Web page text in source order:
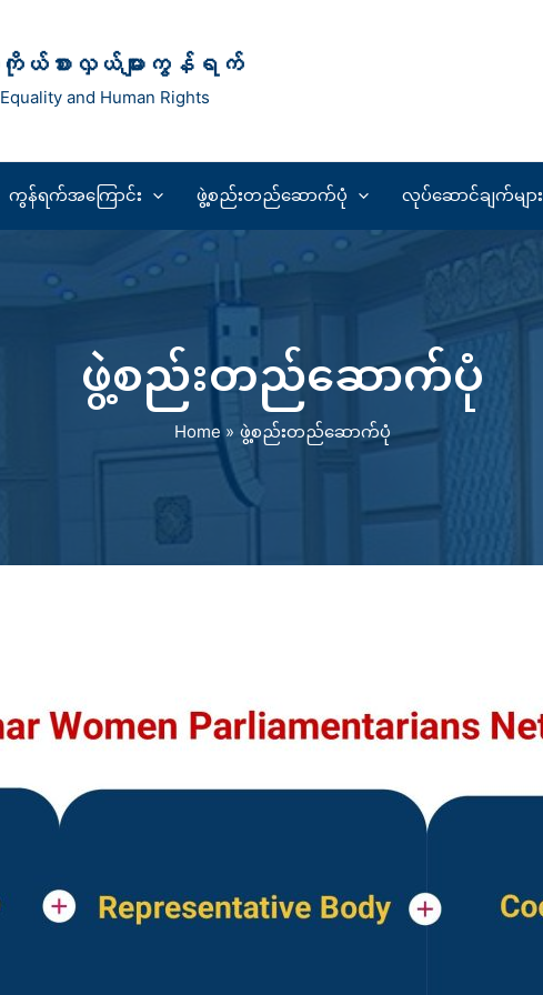
ကိုယ်စားလှယ်များကွန်ရက်
and Human Rights
ကွန်ရက်အကြောင်း ဖွဲ့စည်းတည်ဆောက်ပုံ လုပ်ဆောင်ချက်များ
ဖွဲ့စည်းတည်ဆောက်ပုံ
Home ဖွဲ့စည်းတည်ဆောက်ပုံ